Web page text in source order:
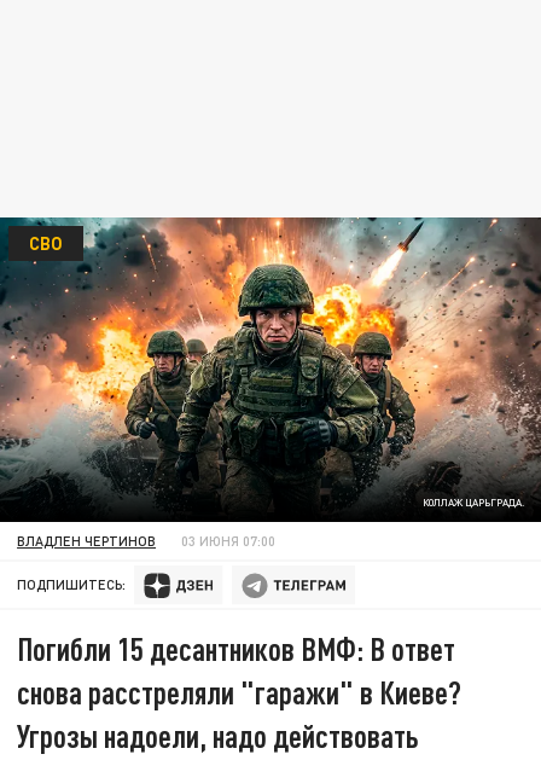
КОЛЛАЖ ЦАРЬГРАДА.
СВО
ВЛАДЛЕН ЧЕРТИНОВ 03 ИЮНЯ 07:00
ПОДПИШИТЕСЬ:
Погибли 15 десантников ВМФ: В ответ
снова расстреляли "гаражи" в Киеве?
Угрозы надоели, надо действовать